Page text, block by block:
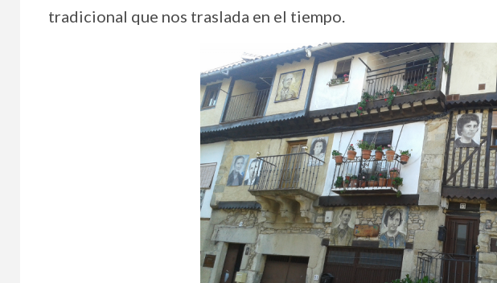
tradicional que nos traslada en el tiempo.